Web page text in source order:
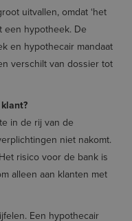
uitvallen, omdat ‘het
een hypotheek. De
en hypothecair mandaat
verschilt van dossier tot
in de rij van de
niet nakomt.
risico voor de bank is
alleen aan klanten met
Een hypothecair